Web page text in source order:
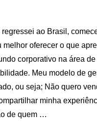
regressei ao Brasil,
melhor oferecer o que
corporativo na área
Meu modelo de
ou seja; Não quero
minha
de quem …